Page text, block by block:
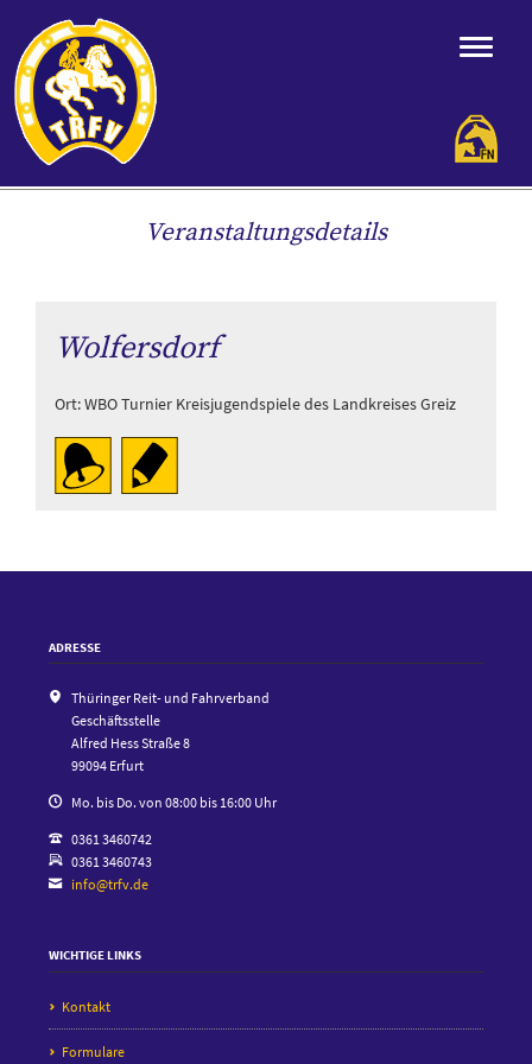
Veranstaltungsdetails
Wolfersdorf
Ort: WBO Turnier Kreisjugendspiele des Landkreises Greiz
ADRESSE
Thüringer Reit- und Fahrverband
Geschäftsstelle
Alfred Hess Straße 8
99094 Erfurt
Mo. bis Do. von 08:00 bis 16:00 Uhr
0361 3460742
0361 3460743
info@trfv.de
WICHTIGE LINKS
Kontakt
Formulare